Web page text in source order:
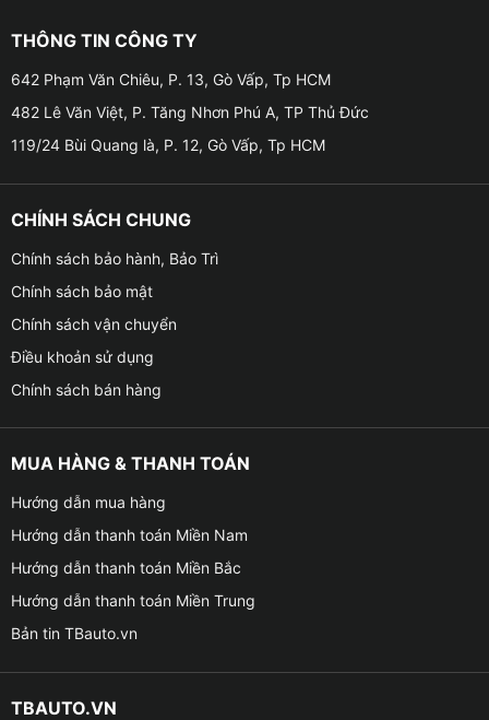
● Kết nối: CarPlay/Android Auto Hỗ trợ kết nối không
● Tích hợp thiết bị ngoại vi: Camera lùi, hành trình,
cảm biến áp suất lốp, HUD, màn hình phụ…
● Tính năng nổi bật: Điều khiển giọng nói, dẫn đường,
giải trí, quản lý xe từ xa,…
Tính năng nổi bật của màn hình Zestech Z18 360 khi
Camera 360 toàn cảnh – Hỗ trợ lái xe an toàn tuyệt
THÔNG TIN CÔNG TY
642 Phạm Văn Chiêu, P. 13, Gò Vấp, Tp HCM
482 Lê Văn Việt, P. Tăng Nhơn Phú A, TP Thủ Đức
119/24 Bùi Quang là, P. 12, Gò Vấp, Tp HCM
CHÍNH SÁCH CHUNG
Chính sách bảo hành, Bảo Trì
Chính sách bảo mật
Chính sách vận chuyển
Điều khoản sử dụng
Chính sách bán hàng
MUA HÀNG & THANH TOÁN
Hướng dẫn mua hàng
Hướng dẫn thanh toán Miền Nam
Hướng dẫn thanh toán Miền Bắc
Hướng dẫn thanh toán Miền Trung
Bản tin TBauto.vn
TBAUTO.VN